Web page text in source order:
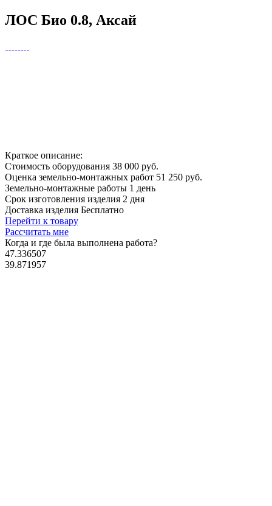
ЛОС Био 0.8, Аксай
Краткое описание:
Стоимость оборудования 38 000 руб.
Оценка земельно-монтажных работ 51 250 руб.
Земельно-монтажные работы 1 день
Срок изготовления изделия 2 дня
Доставка изделия Бесплатно
Перейти к товару
Рассчитать мне
Когда и где была выполнена работа?
47.336507
39.871957